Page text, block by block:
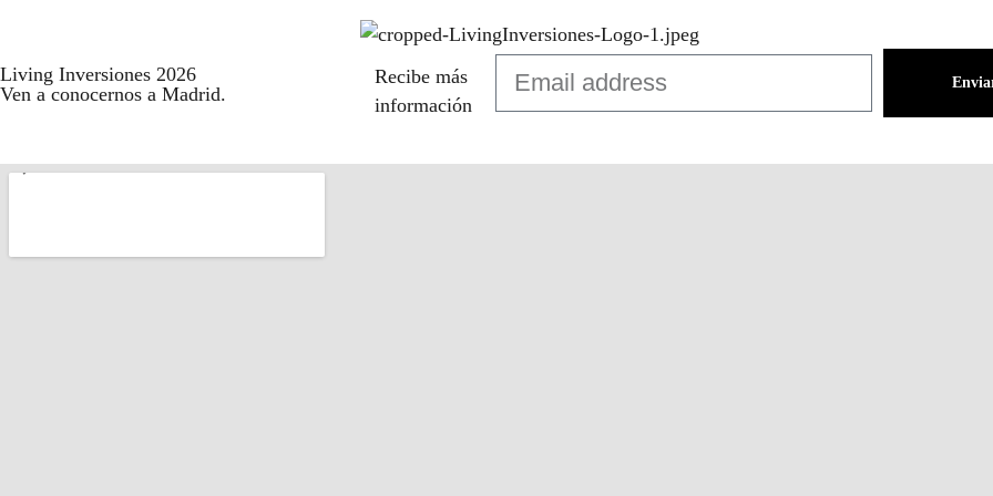
Living Inversiones 2026
Ven a conocernos a Madrid.
Recibe más
información